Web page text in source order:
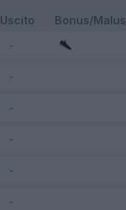
Uscito Bonus/Malus